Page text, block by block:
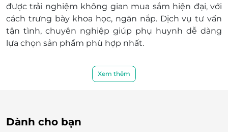
được trải nghiệm không gian mua sắm hiện đại, với
cách trưng bày khoa học, ngăn nắp. Dịch vụ tư vấn
tận tình, chuyên nghiệp giúp phụ huynh dễ dàng
lựa chọn sản phẩm phù hợp nhất.
Xem thêm
Dành cho bạn